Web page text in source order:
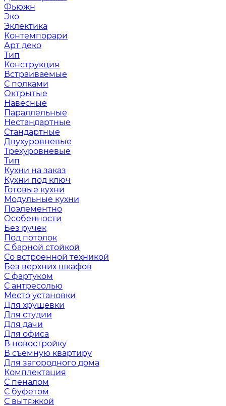
Фьюжн
Эко
Эклектика
Контемпорари
Арт деко
Тип
Конструкция
Встраиваемые
С полками
Октрытые
Навесные
Параллельные
Нестандартные
Стандартные
Двухуровневые
Трехуровневые
Тип
Кухни на заказ
Кухни под ключ
Готовые кухни
Модульные кухни
Поэлементно
Особенности
Без ручек
Под потолок
С барной стойкой
Со встроенной техникой
Без верхних шкафов
С фартуком
С антресолью
Место установки
Для хрущевки
Для студии
Для дачи
Для офиса
В новостройку
В съемную квартиру
Для загородного дома
Комплектация
С пеналом
С буфетом
С вытяжкой